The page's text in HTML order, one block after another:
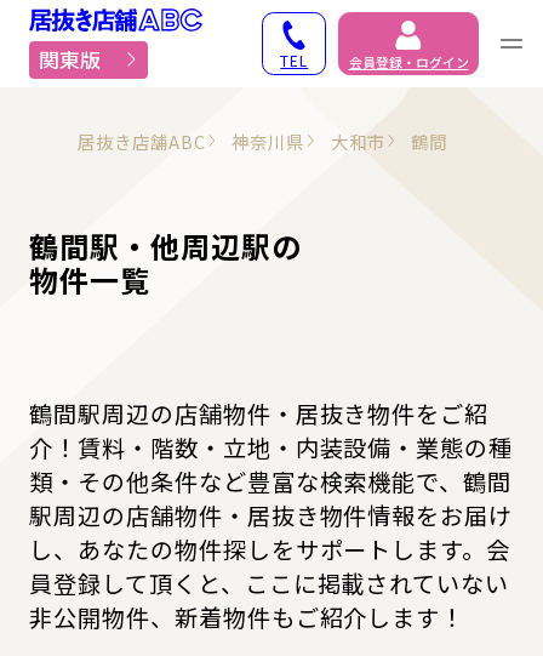
居抜き物件・貸店舗で
関東版 TEL 会員登録・ログイン
居抜き店舗ABC 神奈川県 大和市 鶴間
鶴間駅・他周辺駅の
物件一覧
鶴間駅周辺の店舗物件・居抜き物件をご紹
介！賃料・階数・立地・内装設備・業態の種
類・その他条件など豊富な検索機能で、鶴間
駅周辺の店舗物件・居抜き物件情報をお届け
し、あなたの物件探しをサポートします。会
員登録して頂くと、ここに掲載されていない
非公開物件、新着物件もご紹介します！